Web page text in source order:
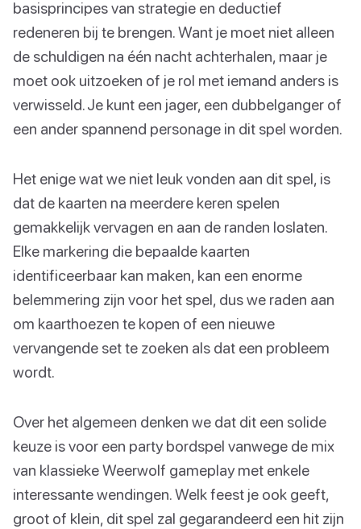
basisprincipes van strategie en deductief
redeneren bij te brengen. Want je moet niet alleen
de schuldigen na één nacht achterhalen, maar je
moet ook uitzoeken of je rol met iemand anders is
verwisseld. Je kunt een jager, een dubbelganger of
een ander spannend personage in dit spel worden.
Het enige wat we niet leuk vonden aan dit spel, is
dat de kaarten na meerdere keren spelen
gemakkelijk vervagen en aan de randen loslaten.
Elke markering die bepaalde kaarten
identificeerbaar kan maken, kan een enorme
belemmering zijn voor het spel, dus we raden aan
om kaarthoezen te kopen of een nieuwe
vervangende set te zoeken als dat een probleem
wordt.
Over het algemeen denken we dat dit een solide
keuze is voor een party bordspel vanwege de mix
van klassieke Weerwolf gameplay met enkele
interessante wendingen. Welk feest je ook geeft,
groot of klein, dit spel zal gegarandeerd een hit zijn